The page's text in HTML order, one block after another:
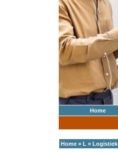
Home
Home » L » Logistiek